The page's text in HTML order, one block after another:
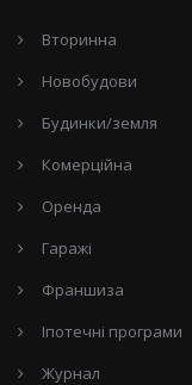
Вторинна
Новобудови
Будинки/земля
Комерційна
Оренда
Гаражі
Франшиза
Іпотечні програми
Журнал